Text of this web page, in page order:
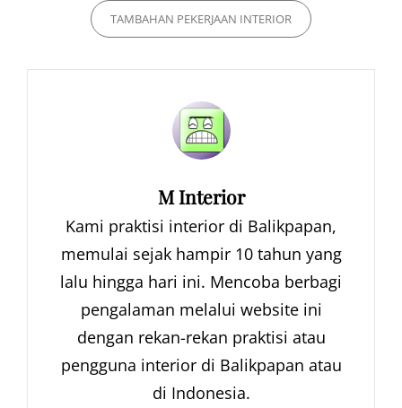
TAMBAHAN PEKERJAAN INTERIOR
Author:
M Interior
Kami praktisi interior di Balikpapan,
memulai sejak hampir 10 tahun yang
lalu hingga hari ini. Mencoba berbagi
pengalaman melalui website ini
dengan rekan-rekan praktisi atau
pengguna interior di Balikpapan atau
di Indonesia.